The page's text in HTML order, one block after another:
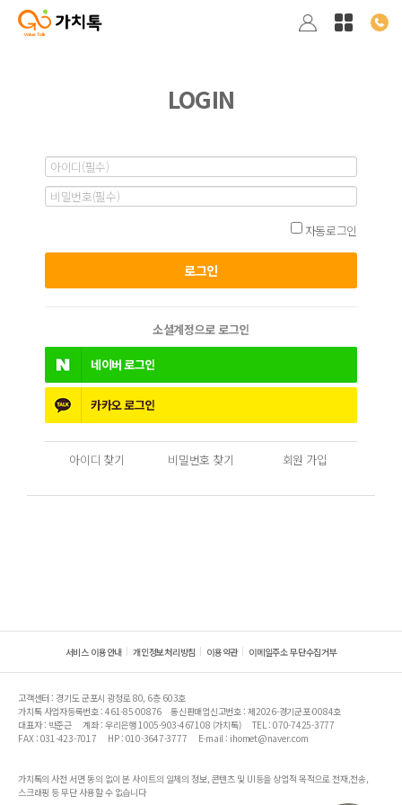
LOGIN
자동로그인
소셜계정으로 로그인
네이버로그인
카카오로그인
아이디 찾기 비밀번호 찾기 회원 가입
서비스 이용안내 개인정보처리방침 이용약관 이메일주소 무단수집거부
고객센터 : 경기도 군포시 광정로 80, 6층 603호
가치톡 사업자등록번호 : 461-85-00876
통신판매업신고번호 : 제2026-경기군포-0084호
대표자 : 박준근
계좌 : 우리은행 1005-903-467108 (가치톡)
TEL : 070-7425-3777
FAX : 031-423-7017
HP : 010-3647-3777 E-mail : ihomet@naver.com
가치톡의 사전 서면 동의 없이 본 사이트의 일체의 정보, 콘텐츠 및 UI등을 상업적 목적으로 전재,전송,
스크래핑 등 무단 사용할 수 없습니다